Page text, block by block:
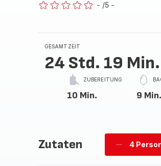
- /5 -
GESAMTZEIT
24 Std. 19 Min.
ZUBEREITUNG
10 Min. 9 Min.
Zutaten
Personen
4